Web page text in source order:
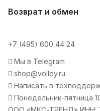
Возврат и обмен
+7 (495) 600 44 24
Мы в Telegram
shop@volley.ru
Написать в
Понедельник-пятница